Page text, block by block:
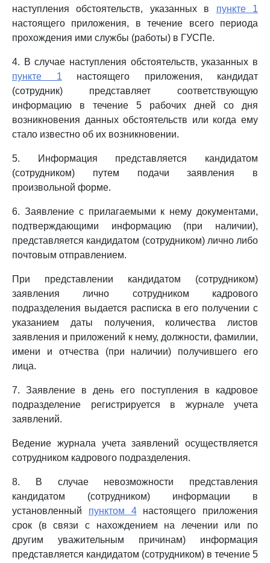
наступления обстоятельств, указанных в пункте 1
настоящего приложения, в течение всего периода
прохождения ими службы (работы) в ГУСПе.
4. В случае наступления обстоятельств, указанных в
пункте 1 настоящего приложения, кандидат
(сотрудник) представляет соответствующую
информацию в течение 5 рабочих дней со дня
возникновения данных обстоятельств или когда ему
стало известно об их возникновении.
5. Информация представляется кандидатом
(сотрудником) путем подачи заявления в
произвольной форме.
6. Заявление с прилагаемыми к нему документами,
подтверждающими информацию (при наличии),
представляется кандидатом (сотрудником) лично либо
почтовым отправлением.
При представлении кандидатом (сотрудником)
заявления лично сотрудником кадрового
подразделения выдается расписка в его получении с
указанием даты получения, количества листов
заявления и приложений к нему, должности, фамилии,
имени и отчества (при наличии) получившего его
лица.
7. Заявление в день его поступления в кадровое
подразделение регистрируется в журнале учета
заявлений.
Ведение журнала учета заявлений осуществляется
сотрудником кадрового подразделения.
8. В случае невозможности представления
кандидатом (сотрудником) информации в
установленный пунктом 4настоящего приложения
срок (в связи с нахождением на лечении или по
другим уважительным причинам) информация
представляется кандидатом (сотрудником) в течение 5